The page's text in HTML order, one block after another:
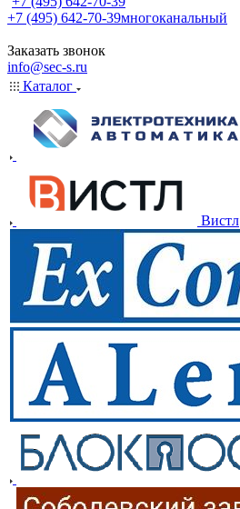
+7 (495) 642-70-39многоканальный
Заказать звонок
info@sec-s.ru
Каталог
Вистл